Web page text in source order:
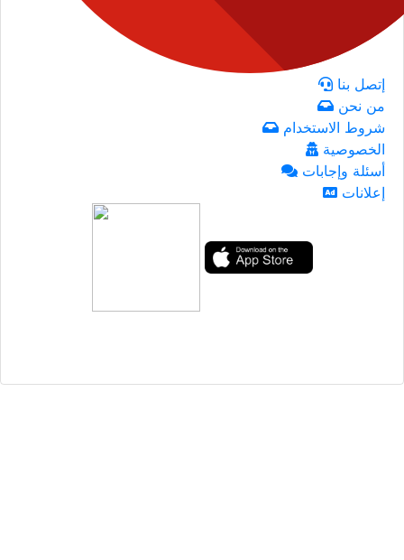
إتصل بنا
من نحن
شروط الاستخدام
الخصوصية
أسئلة وإجابات
إعلانات